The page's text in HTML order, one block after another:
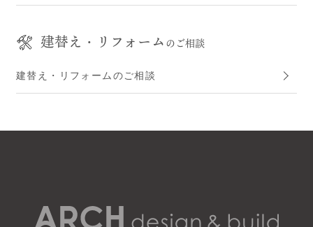
建替え・リフォーム のご相談
建替え・リフォームのご相談